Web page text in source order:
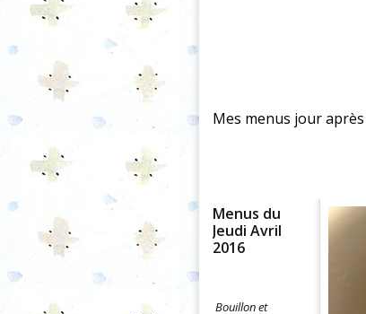
Mes menus jour
Menus du
Jeudi Avril
2016
Bouillon et